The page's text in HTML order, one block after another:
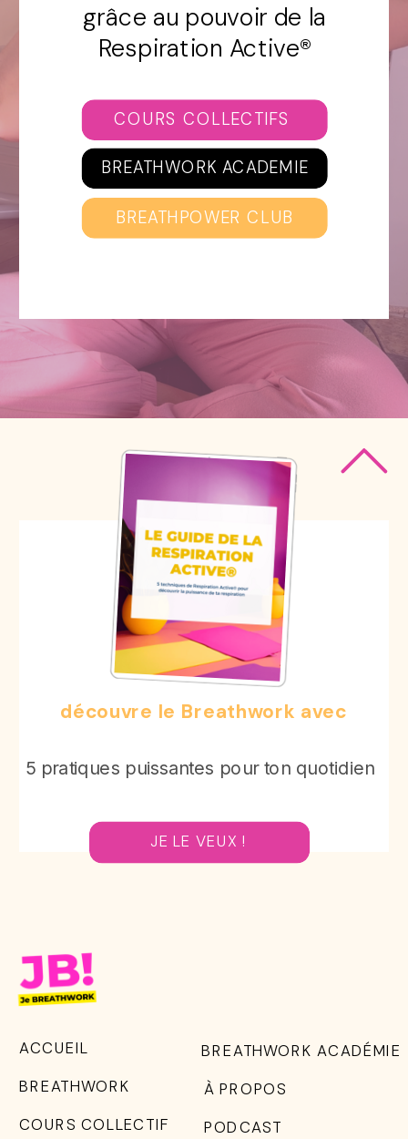
grâce au pouvoir de la
Respiration Active®
COURS COLLECTIFS
BREATHPOWER CLUB
BREATHWORK ACADEMIE
ACCUEIL
BREATHWORK
PODCAST
À PROPOS
COURS COLLECTIF
BREATHWORK ACADÉMIE
JE LE VEUX !
découvre le Breathwork avec
5 pratiques puissantes pour ton quotidien